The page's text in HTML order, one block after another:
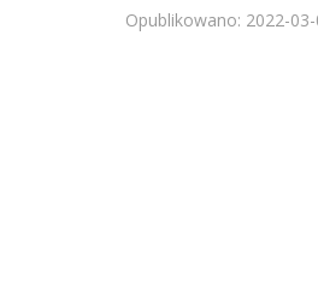
Opublikowano: 2022-